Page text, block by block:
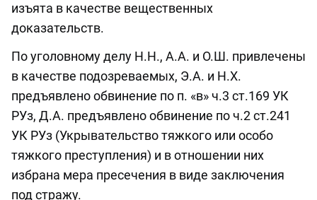
изъята в качестве вещественных
доказательств.
По уголовному делу Н.Н., А.А. и О.Ш. привлечены
в качестве подозреваемых, Э.А. и Н.Х.
предъявлено обвинение по п. «в» ч.3 ст.169 УК
РУз, Д.А. предъявлено обвинение по ч.2 ст.241
УК РУз (Укрывательство тяжкого или особо
тяжкого преступления) и в отношении них
избрана мера пресечения в виде заключения
под стражу.